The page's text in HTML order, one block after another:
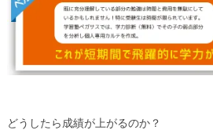
どうしたら成績が上がるのか？